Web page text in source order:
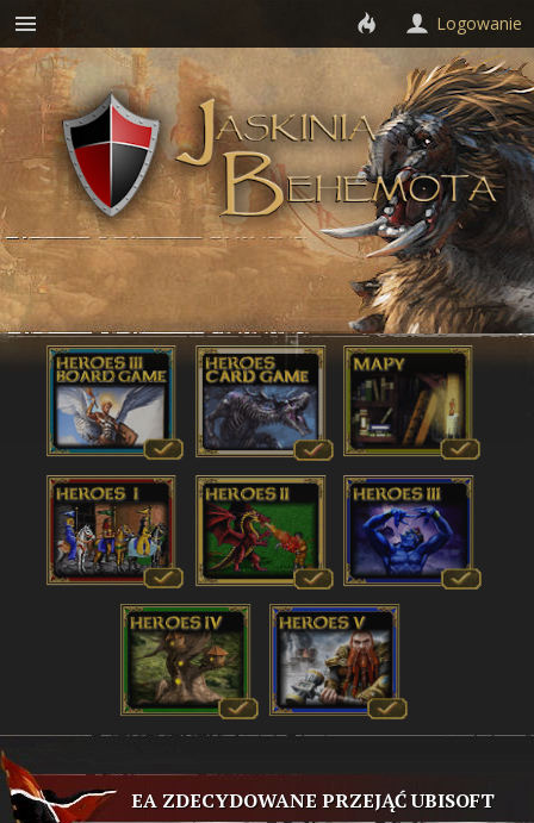
EA ZDECYDOWANE PRZEJĄĆ UBISOFT
Logowanie